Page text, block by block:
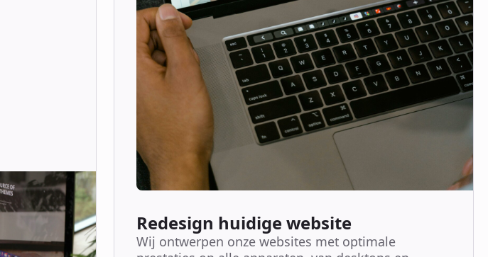
Redesign huidige website
Wij ontwerpen onze websites met optimale